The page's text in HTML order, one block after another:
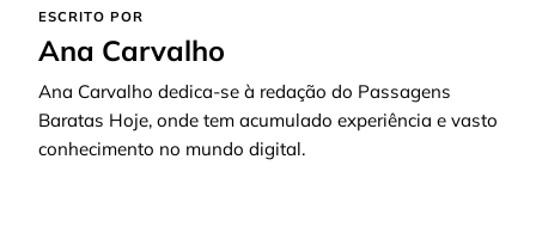
ESCRITO POR
Ana Carvalho
Ana Carvalho dedica-se à redação do Passagens
Baratas Hoje, onde tem acumulado experiência e vasto
conhecimento no mundo digital.